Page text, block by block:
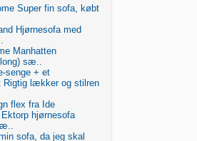
Super fin sofa, købt
Hjørnesofa med
Manhatten
sæ..
senge + et
Rigtig lækker og stilren
flex fra Ide
hjørnesofa
sofa, da jeg skal